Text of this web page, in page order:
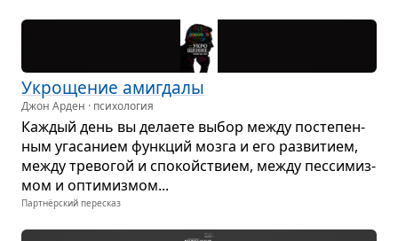
Укро­ще­ние ами­гдалы
Джон Арден · психология
Каж­дый день вы дела­ете выбор между посте­пен­
ным уга­са­нием функ­ций мозга и его раз­ви­тием,
между тре­во­гой и спо­койствием, между пес­си­миз­
мом и опти­миз­мом...
Партнёрский пересказ